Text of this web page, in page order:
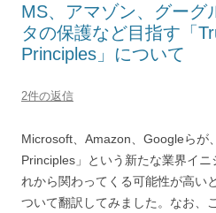
MS、アマゾン、グーグ
タの保護など目指す「
Principles」について
2件の返信
Microsoft、Amazon、Googleらが
Principles」という新たな業界イニ
れから関わってくる可能性が高い
ついて翻訳してみました。なお、